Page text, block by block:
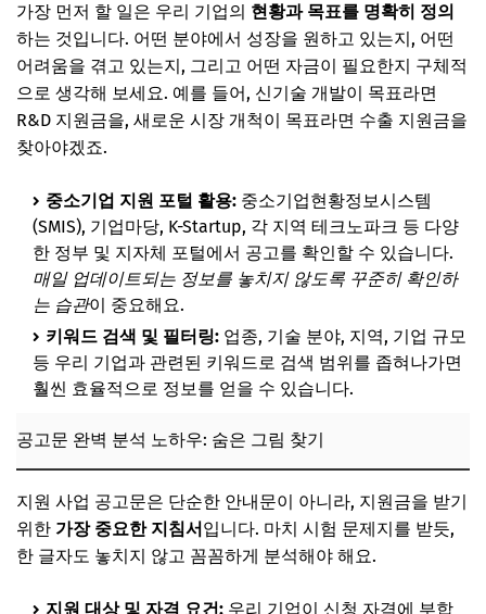
가장 먼저 할 일은 우리 기업의 현황과 목표를 명확히 정의
하는 것입니다. 어떤 분야에서 성장을 원하고 있는지, 어떤
어려움을 겪고 있는지, 그리고 어떤 자금이 필요한지 구체적
으로 생각해 보세요. 예를 들어, 신기술 개발이 목표라면
R&D 지원금을, 새로운 시장 개척이 목표라면 수출 지원금을
찾아야겠죠.
중소기업 지원 포털 활용: 중소기업현황정보시스템
(SMIS), 기업마당, K-Startup, 각 지역 테크노파크 등 다양
한 정부 및 지자체 포털에서 공고를 확인할 수 있습니다.
매일 업데이트되는 정보를 놓치지 않도록 꾸준히 확인하
는 습관이 중요해요.
키워드 검색 및 필터링: 업종, 기술 분야, 지역, 기업 규모
등 우리 기업과 관련된 키워드로 검색 범위를 좁혀나가면
훨씬 효율적으로 정보를 얻을 수 있습니다.
공고문 완벽 분석 노하우: 숨은 그림 찾기
지원 사업 공고문은 단순한 안내문이 아니라, 지원금을 받기
위한 가장 중요한 지침서입니다. 마치 시험 문제지를 받듯,
한 글자도 놓치지 않고 꼼꼼하게 분석해야 해요.
지원 대상 및 자격 요건: 우리 기업이 신청 자격에 부합